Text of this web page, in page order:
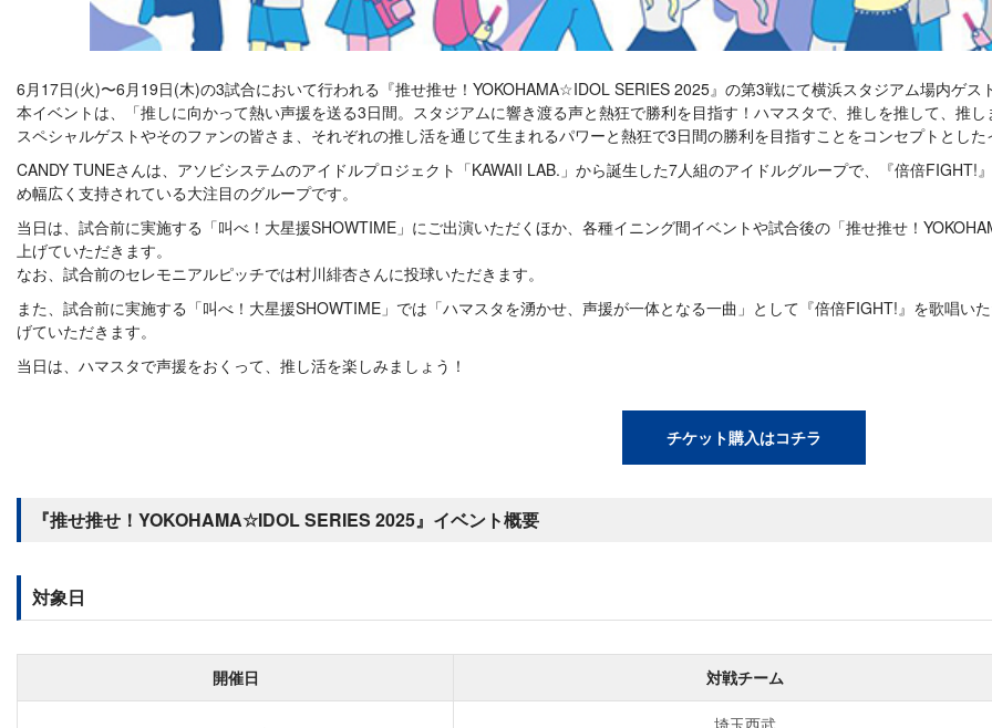
6月17日(火)〜6月19日(木)の3試合において行われる『推せ推せ！YOKOHAMA☆IDOL SERIES 2025』の第3戦にて横浜スタジアム場内ゲス
本イベントは、「推しに向かって熱い声援を送る3日間。スタジアムに響き渡る声と熱狂で勝利を目指す！ハマスタで、推しを推して、推
スペシャルゲストやそのファンの皆さま、それぞれの推し活を通じて生まれるパワーと熱狂で3日間の勝利を目指すことをコンセプトとし
CANDY TUNEさんは、アソビシステムのアイドルプロジェクト「KAWAII LAB.」から誕生した7人組のアイドルグループで、『倍倍
め幅広く支持されている大注目のグループです。
当日は、試合前に実施する「叫べ！大星援SHOWTIME」にご出演いただくほか、各種イニング間イベントや試合後の「推せ推せ！
上げていただきます。
なお、試合前のセレモニアルピッチでは村川緋杏さんに投球いただきます。
また、試合前に実施する「叫べ！大星援SHOWTIME」では「ハマスタを湧かせ、声援が一体となる一曲」として『倍倍FIGHT!』を歌唱い
げていただきます。
当日は、ハマスタで声援をおくって、推し活を楽しみましょう！
チケット購入はコチラ
『推せ推せ！YOKOHAMA☆IDOL SERIES 2025』イベント概要
対象日
開催日 対戦チーム